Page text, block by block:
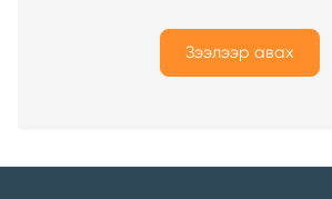
Зээлээр авах